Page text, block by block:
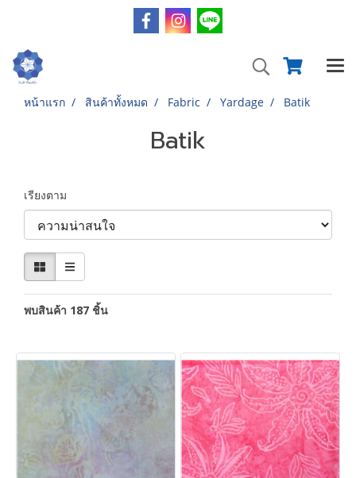
หน้าแรก สินค้าทั้งหมด Fabric Yardage Batik
Batik
เรียงตาม
พบสินค้า 187 ชิ้น